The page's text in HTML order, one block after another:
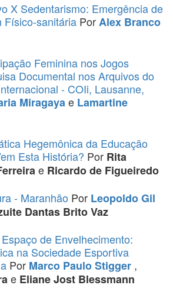
X Sedentarismo: Emergência de
Físico-sanitária PorAlex Branco
Feminina nos Jogos
Documental nos Arquivos do
- COIi, Lausanne,
Miragayae Lamartine
Hegemônica da Educação
Esta História? Por Rita
e Ricardo de Figueiredo
- Maranhão Por Leopoldo Gil
Dantas Brito Vaz
de Envelhecimento:
na Sociedade Esportiva
Por Marco Paulo Stigger ,
e Eliane Jost Blessmann